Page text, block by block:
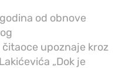
od obnove
upoznaje kroz
„Dok je